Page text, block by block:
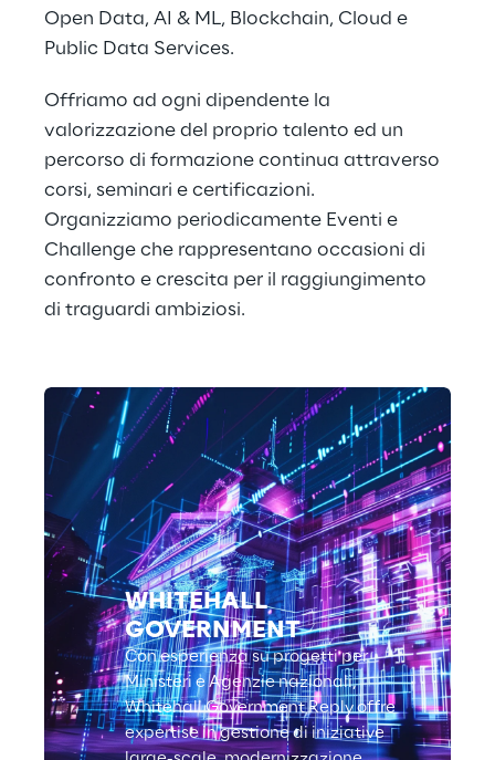
Open Data, AI & ML, Blockchain, Cloud e
Public Data Services.
Offriamo ad ogni dipendente la
valorizzazione del proprio talento ed un
percorso di formazione continua attraverso
corsi, seminari e certificazioni.
Organizziamo periodicamente Eventi e
Challenge che rappresentano occasioni di
confronto e crescita per il raggiungimento
di traguardi ambiziosi.
WHITEHALL
GOVERNMENT
Con esperienza su progetti per
Ministeri e Agenzie nazionali,
Whitehall Government Reply offre
expertise in gestione di iniziative